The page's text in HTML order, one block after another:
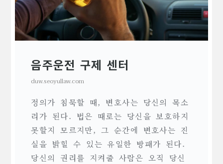
음주운전 구제 센터
duw.seoyullaw.com
정의가 침묵할 때, 변호사는 당신의 목소
리가 된다. 법은 때로는 당신을 보호하지
못할지 모르지만, 그 순간에 변호사는 진
실을 밝힐 수 있는 유일한 방패가 된다.
당신의 권리를 지켜줄 사람은 오직 당신